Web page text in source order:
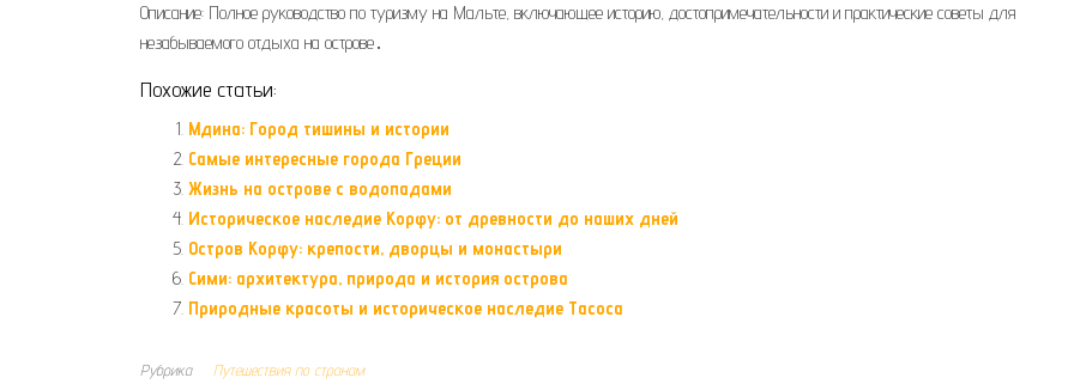
Описание: Полное руководство по туризму на Мальте, включающее историю, достопримечательности и практические советы для
незабываемого отдыха на острове․
Похожие статьи:
Мдина: Город тишины и истории
Самые интересные города Греции
Жизнь на острове с водопадами
Историческое наследие Корфу: от древности до наших дней
Остров Корфу: крепости, дворцы и монастыри
Сими: архитектура, природа и история острова
Природные красоты и историческое наследие Тасоса
Рубрика Путешествия по странам